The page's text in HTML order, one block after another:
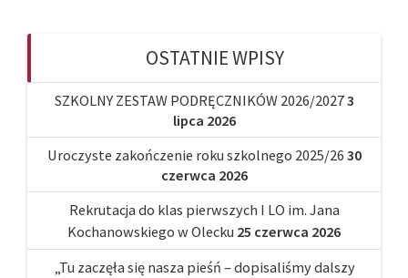
OSTATNIE WPISY
SZKOLNY ZESTAW PODRĘCZNIKÓW 2026/20273
lipca 2026
Uroczyste zakończenie roku szkolnego 2025/26 30
czerwca 2026
Rekrutacja do klas pierwszych I LO im. Jana
Kochanowskiego w Olecku 25 czerwca 2026
„Tu zaczęła się nasza pieśń – dopisaliśmy dalszy